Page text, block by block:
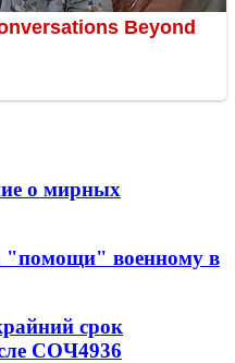
о мирных
военному в
срок
СОЧ4936